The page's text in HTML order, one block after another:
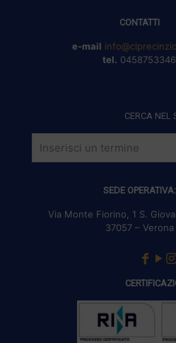
CONTATTI
e-mail
tel. 0458753346
CERCA NEL
SEDE OPERATIVA:
Via Monte Fiorino, 1 S.
37057 – Verona